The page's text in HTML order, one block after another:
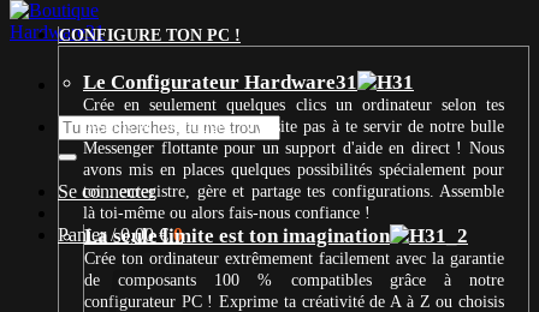
Recherche
pour :
Se connecter
Panier /0,00€ 0
CONFIGURE TON PC !
Le Configurateur Hardware31
Crée en seulement quelques clics un ordinateur selon tes
besoins et ton budget. N’hésite pas à te servir de notre bulle
Messenger flottante pour un support d'aide en direct ! Nous
avons mis en places quelques possibilités spécialement pour
toi : enregistre, gère et partage tes configurations. Assemble
là toi-même ou alors fais-nous confiance !
La seule limite est ton imagination
Crée ton ordinateur extrêmement facilement avec la garantie
de composants 100 % compatibles grâce à notre
configurateur PC ! Exprime ta créativité de A à Z ou choisis